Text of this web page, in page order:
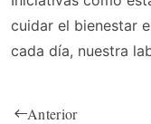
cuidar el bienestar
cada día, nuestra
Anterior